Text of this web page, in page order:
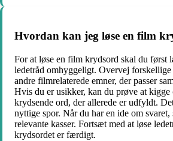
Hvordan kan jeg løse en film
For at løse en film krydsord skal du først
ledetråd omhyggeligt. Overvej
andre filmrelaterede emner, der passer
Hvis du er usikker, kan du prøve at kigge
krydsende ord, der allerede er udfyldt.
nyttige spor. Når du har en ide om
relevante kasser. Fortsæt med at løse
krydsordet er færdigt.